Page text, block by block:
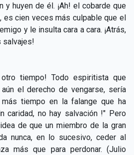
y huyen de él. ¡Ah! el cobarde que
es cien veces más culpable que el
y le insulta cara a cara. ¡Atrás,
salvajes!
tiempo! Todo espiritista que
el derecho de vengarse, sería
tiempo en la falange que ha
caridad, no hay salvación !" Pero
de que un miembro de la gran
nunca, en lo sucesivo, ceder al
más que para perdonar. (Julio